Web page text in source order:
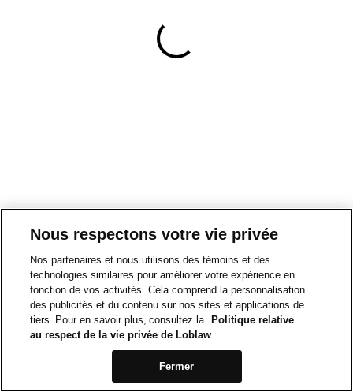
Nous respectons votre vie privée
Nos partenaires et nous utilisons des témoins et des
technologies similaires pour améliorer votre expérience en
fonction de vos activités. Cela comprend la personnalisation
des publicités et du contenu sur nos sites et applications de
tiers. Pour en savoir plus, consultez la
Politique relative
au respect de la vie privée de Loblaw
Fermer